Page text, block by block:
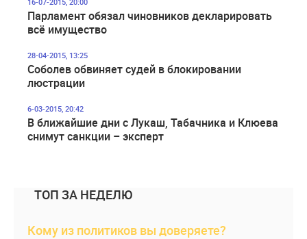
Парламент обязал чиновников декларировать
всё имущество
28-04-2015, 13:25
Соболев обвиняет судей в блокировании
люстрации
6-03-2015, 20:42
В ближайшие дни с Лукаш, Табачника и Клюева
снимут санкции – эксперт
ТОП ЗА НЕДЕЛЮ
Кому из политиков вы доверяете?